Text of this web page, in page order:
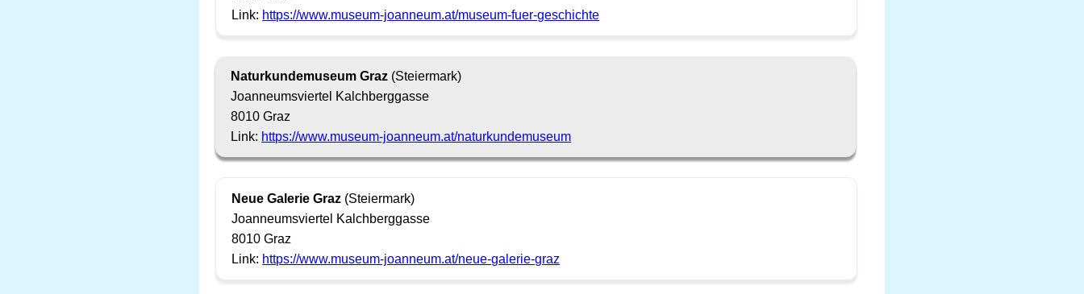
Link: https://www.museum-joanneum.at/museum-fuer-geschichte
Naturkundemuseum Graz (Steiermark)
Joanneumsviertel Kalchberggasse
8010 Graz
Link: https://www.museum-joanneum.at/naturkundemuseum
Neue Galerie Graz (Steiermark)
Joanneumsviertel Kalchberggasse
8010 Graz
Link: https://www.museum-joanneum.at/neue-galerie-graz